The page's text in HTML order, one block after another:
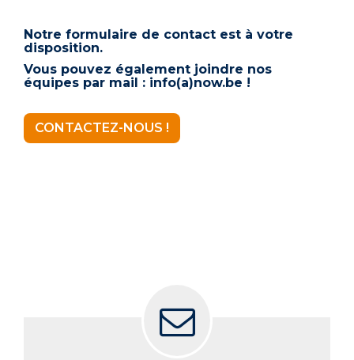
Notre formulaire de contact est à votre
disposition.
Vous pouvez également joindre nos
équipes par mail : info(a)now.be !
CONTACTEZ-NOUS !